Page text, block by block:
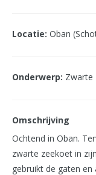
Locatie: Oban
Onderwerp: Zwarte
Omschrijving
Ochtend in Oban.
zwarte zeekoet in
gebruikt de gaten